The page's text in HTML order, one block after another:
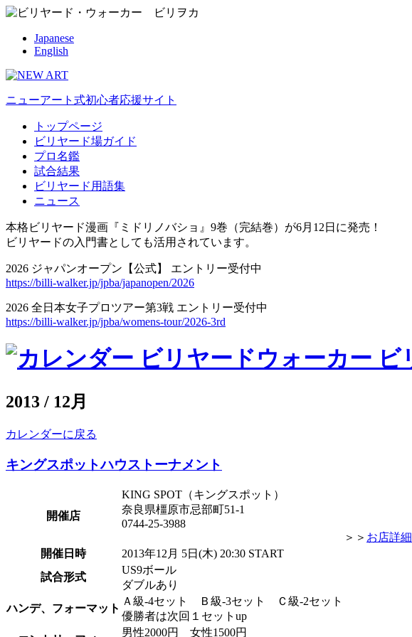
Japanese
English
ニューアート式初心者応援サイト
トップページ
ビリヤード場ガイド
プロ名鑑
試合結果
ビリヤード用語集
ニュース
本格ビリヤード漫画『ミドリノバショ』9巻（完結巻）が6月12日に発売！
ビリヤードの入門書としても活用されています。
2026 ジャパンオープン【公式】 エントリー受付中
https://billi-walker.jp/jpba/japanopen/2026
2026 全日本女子プロツアー第3戦 エントリー受付中
https://billi-walker.jp/jpba/womens-tour/2026-3rd
2013 / 12月
カレンダーに戻る
キングスポットハウストーナメント
開催店
KING SPOT（キングスポット）
奈良県橿原市忌部町51-1
0744-25-3988
＞＞ お店詳細
開催日時
2013年12月 5日(木) 20:30 START
試合形式
US9ボール
ダブルあり
ハンデ、フォーマット
Ａ級-4セット Ｂ級-3セット Ｃ級-2セット
優勝者は次回１セットup
男性2000円 女性1500円